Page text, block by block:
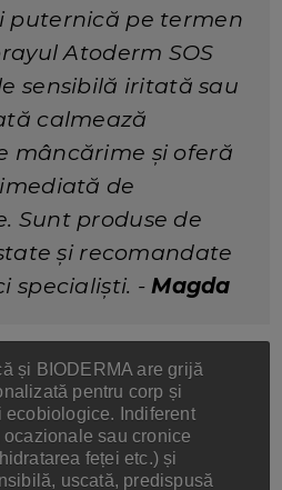
puternică pe termen
Atoderm SOS
sensibilă iritată sau
calmează
mâncărime și oferă
de
Sunt produse de
și recomandate
specialiști. -Magda
și BIODERMA are grijă
pentru corp și
Indiferent
sau cronice
feței etc.) și
uscată, predispusă